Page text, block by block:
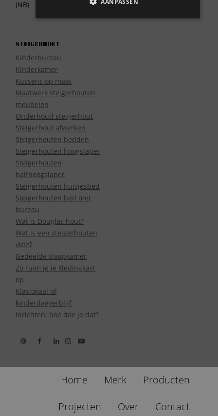
(NB)
Steigerhout
Kinderbureau
Kinderkamer
Kussens op maat
Maatwerk steigerhouten
meubelen
Onderhoud steigerhout
Steigerhout afwerken
Steigerhouten bedden
Steigerhouten hoogslaper
Steigerhouten
halfhoogslaper
Steigerhouten huisjesbed
Steigerhouten bed met
bureau
Wat is Douglas hout?
Wat is een steigerhouten
vide?
Gedeelde slaapkamer
Zo ruim je je kledingkast
op
Klaslokaal of
kinderdagverblijf
inrichten: hoe doe je dat?
Home Merk Producten
Projecten Over Contact